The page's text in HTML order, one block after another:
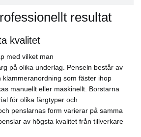
resultat
kvalitet
med vilket man
på olika underlag. Penseln består av
klammeranordning som fäster ihop
manuellt eller maskinellt. Borstarna
för olika färgtyper och
penslarnas form varierar på samma
av högsta kvalitet från tillverkare